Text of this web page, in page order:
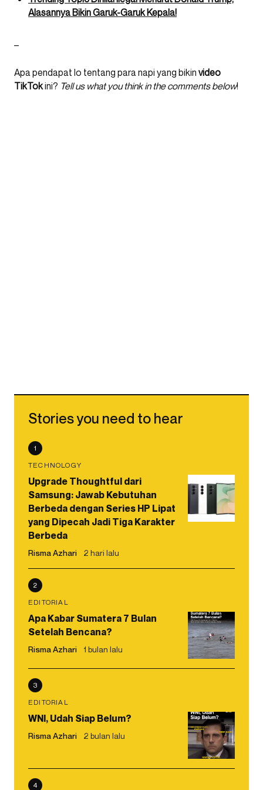
Alasannya Bikin Garuk-Garuk Kepala!
–
Apa pendapat lo tentang para napi yang bikin video
TikTokini? Tell us what you think in the comments below!
Stories you need to hear
1
TECHNOLOGY
Upgrade Thoughtful dari
Samsung: Jawab Kebutuhan
Berbeda dengan Series HP Lipat
yang Dipecah Jadi Tiga Karakter
Berbeda
Risma Azhari 2 hari lalu
2
EDITORIAL
Apa Kabar Sumatera 7 Bulan
Setelah Bencana?
Risma Azhari 1 bulan lalu
3
EDITORIAL
WNI, Udah Siap Belum?
Risma Azhari 2 bulan lalu
4